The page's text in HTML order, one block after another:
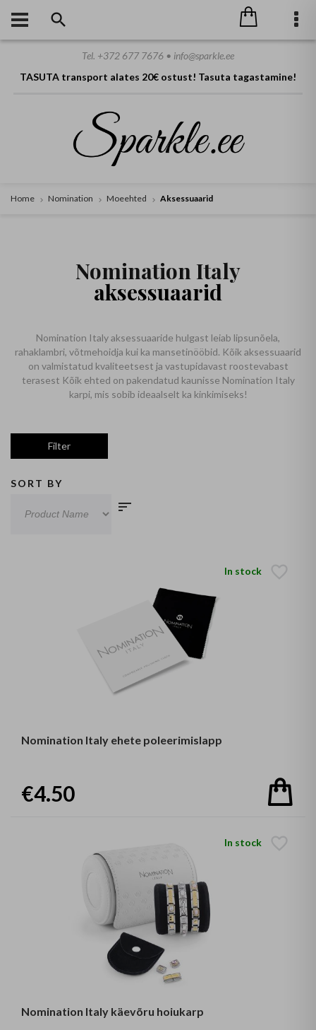
TASUTA transport alates 20€ ostust! Tasuta tagastamine!
Tel. +372 677 7676 • info@sparkle.ee
Home Nomination Moeehted Aksessuaarid
Nomination Italy
aksessuaarid
Nomination Italy aksessuaaride hulgast leiab lipsunõela,
rahaklambri, võtmehoidja kui ka mansetinööbid. Kõik aksessuaarid
on valmistatud kvaliteetsest ja vastupidavast roostevabast
terasest Kõik ehted on pakendatud kaunisse Nomination Italy
karpi, mis sobib ideaalselt ka kinkimiseks!
Filter
SORT BY
Nomination Italy ehete poleerimislapp
€4.50
In stock
Nomination Italy käevõru hoiukarp
In stock